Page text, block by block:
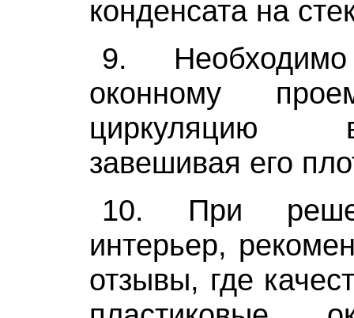
конденсата на
9. Необходимо
оконному
циркуляцию
завешивая его
10. При
интерьер,
отзывы, где